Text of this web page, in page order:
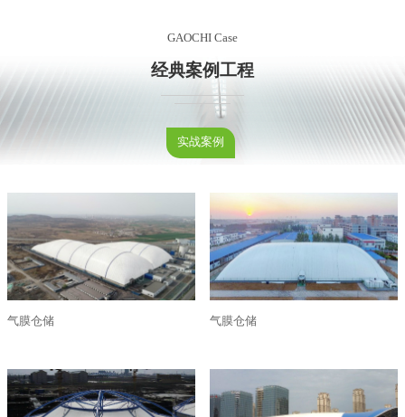
GAOCHI Case
经典案例工程
实战案例
气膜仓储 气膜仓储